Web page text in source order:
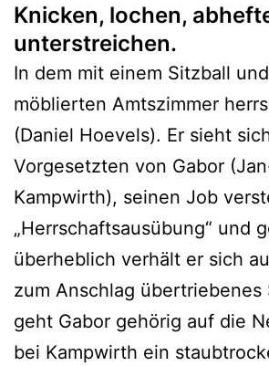
Knicken, lochen,
unterstreichen.
In dem mit einem Sitzball
möblierten Amtszimmer
(Daniel Hoevels). Er sieht
Vorgesetzten von Gabor
Kampwirth), seinen Job
„Herrschaftsausübung“ und
überheblich verhält er sich
zum Anschlag übertriebenes
geht Gabor gehörig auf die
bei Kampwirth ein